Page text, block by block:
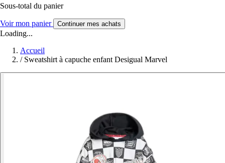
Sous-total du panier
Voir mon panier Continuer mes achats
Loading...
Accueil
/ Sweatshirt à capuche enfant Desigual Marvel